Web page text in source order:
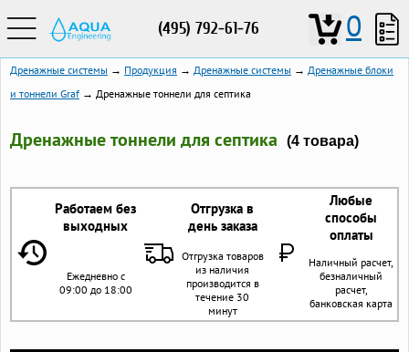
(495) 792-61-76 0
Дренажные системы → Продукция → Дренажные системы → Дренажные блоки
и тоннели Graf → Дренажные тоннели для септика
Дренажные тоннели для септика (4 товара)
Работаем без
выходных
Отгрузка в
день заказа
Любые
способы
оплаты
Ежедневно с
09:00 до 18:00
Отгрузка товаров
из наличия
производится в
течение 30
минут
Наличный расчет,
безналичный
расчет,
банковская карта